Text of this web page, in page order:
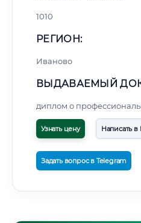
1010
РЕГИОН:
Иваново
ВЫДАВАЕМЫЙ
диплом о
Узнать цену Написать в
Задать вопрос в Telegram